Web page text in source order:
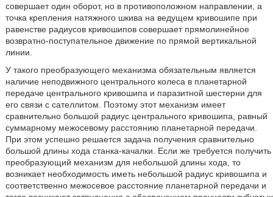
совершает один оборот, но в противоположном направлении, а
точка крепления натяжного шкива на ведущем кривошипе при
равенстве радиусов кривошипов совершает прямолинейное
возвратно-поступательное движение по прямой вертикальной
линии.
У такого преобразующего механизма обязательным является
наличие неподвижного центрального колеса в планетарной
передаче центрального кривошипа и паразитной шестерни для
его связи с сателлитом. Поэтому этот механизм имеет
сравнительно большой радиус центрального кривошипа, равный
суммарному межосевому расстоянию планетарной передачи.
При этом успешно решается задача получения сравнительно
большой длины хода станка-качалки. Если же требуется получить
преобразующий механизм для небольшой длины хода, то
возникает необходимость иметь небольшой радиус кривошипа и
соответственно межосевое расстояние планетарной передачи и